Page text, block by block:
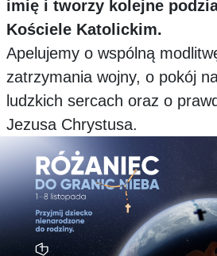
imię i tworzy kolejne
Kościele Katolickim.
Apelujemy o wspólną
zatrzymania wojny, o pokój
ludzkich sercach oraz o
Jezusa Chrystusa.